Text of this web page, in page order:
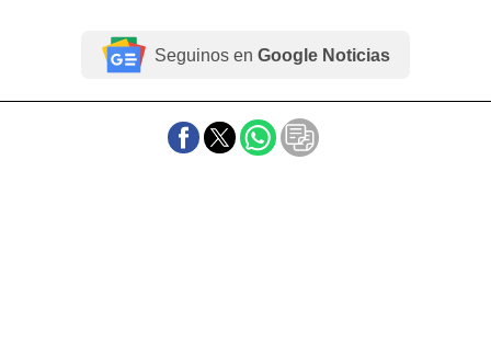
Seguinos en Google Noticias